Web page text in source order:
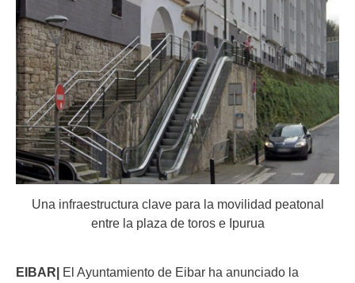
Una infraestructura clave para la movilidad peatonal
entre la plaza de toros e Ipurua
EIBAR| El Ayuntamiento de Eibar ha anunciado la